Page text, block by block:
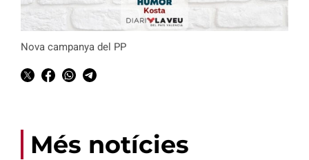
Nova campanya del PP
Més notícies